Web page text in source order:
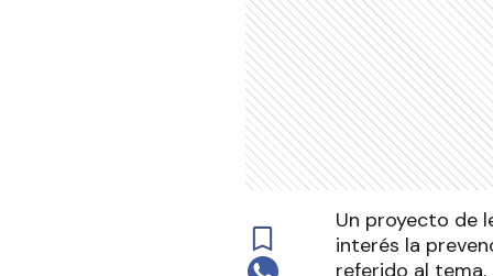
Un proyecto de
interés la
referido al tema.